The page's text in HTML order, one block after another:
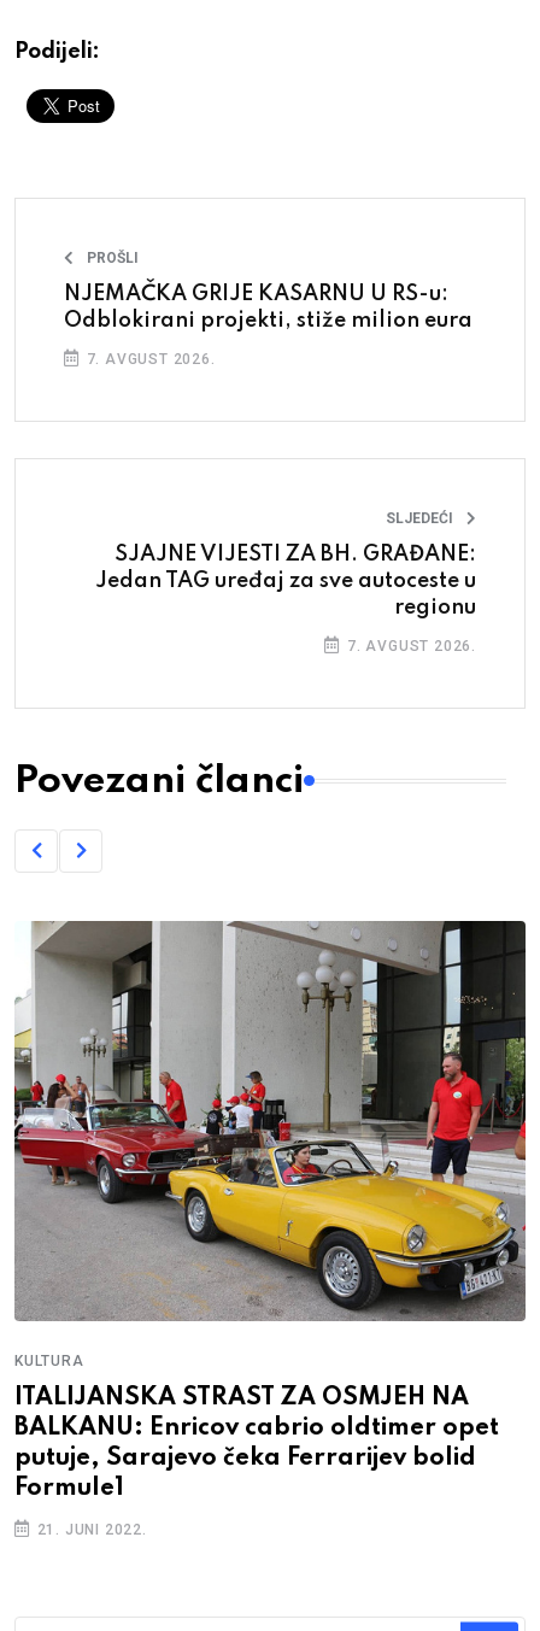
Podijeli:
PROŠLI
NJEMAČKA GRIJE KASARNU U RS-u:
Odblokirani projekti, stiže milion eura
7. AVGUST 2026.
SLJEDEĆI
SJAJNE VIJESTI ZA BH. GRAĐANE:
Jedan TAG uređaj za sve autoceste u
regionu
7. AVGUST 2026.
Povezani članci
KULTURA
ITALIJANSKA STRAST ZA OSMJEH NA
BALKANU: Enricov cabrio oldtimer opet
putuje, Sarajevo čeka Ferrarijev bolid
Formule1
21. JUNI 2022.